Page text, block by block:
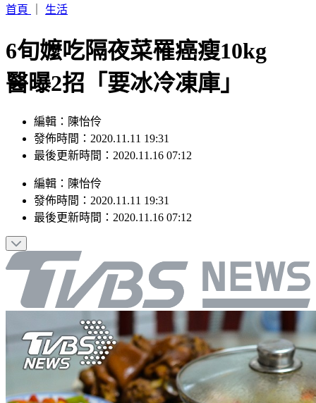
末
6旬嬤吃隔夜菜罹癌瘦10kg
醫曝2招「要冰冷凍庫」
編輯：陳怡伶
發佈時間：2020.11.11 19:31
編輯：陳怡伶
發佈時間：2020.11.11 19:31